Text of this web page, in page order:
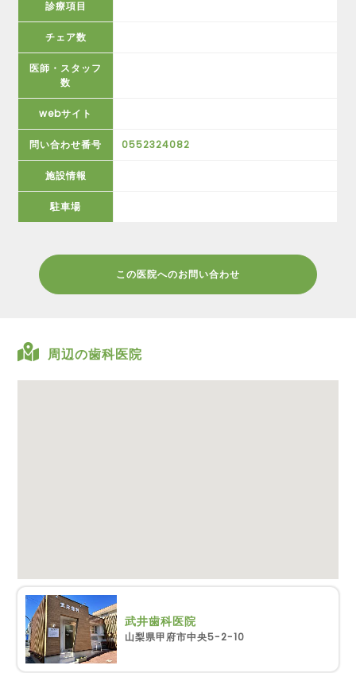
診療項目
チェア数
医師・スタッフ
数
webサイト
問い合わせ番号 0552324082
施設情報
駐車場
この医院へのお問い合わせ
周辺の歯科医院
武井歯科医院
山梨県甲府市中央5-2-10